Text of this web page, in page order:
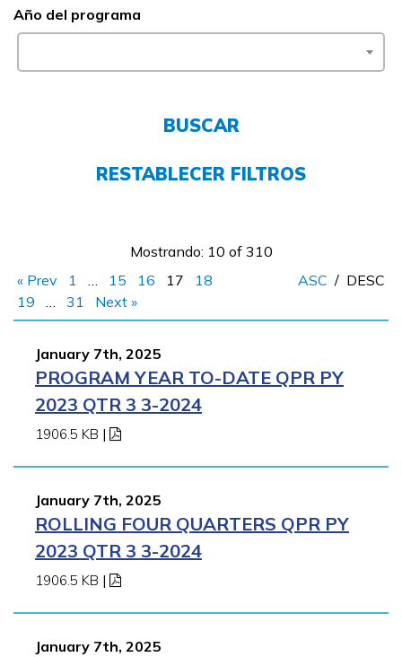
Empleadores
COMIENZA YA
Año del programa
BUSCAR
RESTABLECER FILTROS
Mostrando: 10 of 310
« Prev
1 … 15 16 17
18
19
… 31 Next »
ASC / DESC
January 7th, 2025
PROGRAM YEAR TO-DATE QPR PY
2023 QTR 3 3-2024
1906.5 KB |
January 7th, 2025
ROLLING FOUR QUARTERS QPR PY
2023 QTR 3 3-2024
1906.5 KB |
January 7th, 2025